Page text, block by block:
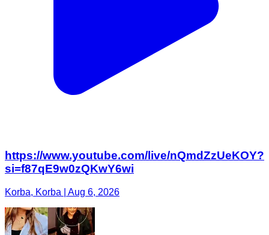
https://www.youtube.com/live/nQmdZzUeKOY?
si=f87qE9w0zQKwY6wi
Korba, Korba | Aug 6, 2026